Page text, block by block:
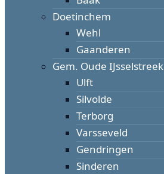
Doetinchem
Wehl
Gaanderen
Gem. Oude IJsselstreek
Ulft
Silvolde
Terborg
Varsseveld
Gendringen
Sinderen